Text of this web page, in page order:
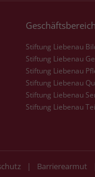
Stiftung Liebenau
Stiftung Liebenau
Stiftung Liebenau
Stiftung Liebenau
Stiftung Liebenau
Stiftung Liebenau
| Barrierearmut